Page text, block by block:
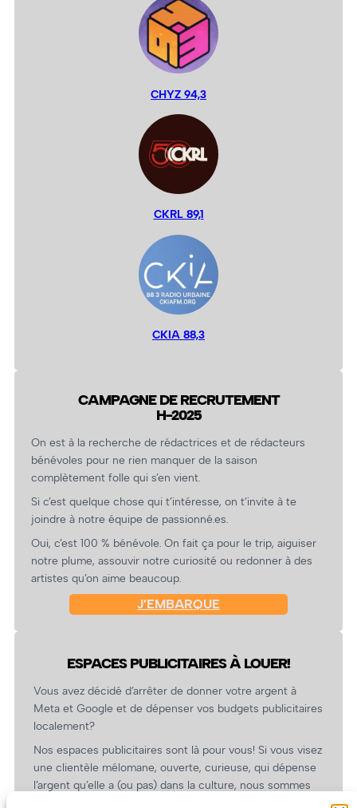
CHYZ 94,3
CKRL 89,1
CKIA 88,3
CAMPAGNE DE RECRUTEMENT
H-2025
On est à la recherche de rédactrices et de rédacteurs
bénévoles pour ne rien manquer de la saison
complètement folle qui s’en vient.
Si c’est quelque chose qui t’intéresse, on t’invite à te
joindre à notre équipe de passionné.es.
Oui, c’est 100 % bénévole. On fait ça pour le trip, aiguiser
notre plume, assouvir notre curiosité ou redonner à des
artistes qu’on aime beaucoup.
J’EMBARQUE
ESPACES PUBLICITAIRES À LOUER!
Vous avez décidé d’arrêter de donner votre argent à
Meta et Google et de dépenser vos budgets publicitaires
localement?
Nos espaces publicitaires sont là pour vous! Si vous visez
une clientèle mélomane, ouverte, curieuse, qui dépense
l’argent qu’elle a (ou pas) dans la culture, nous sommes